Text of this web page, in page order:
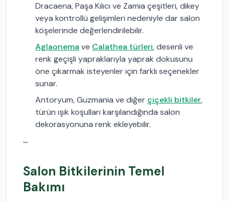
Dracaena, Paşa Kılıcı ve Zamia çeşitleri, dikey
veya kontrollü gelişimleri nedeniyle dar salon
köşelerinde değerlendirilebilir.
Aglaonema ve Calathea türleri, desenli ve
renk geçişli yapraklarıyla yaprak dokusunu
öne çıkarmak isteyenler için farklı seçenekler
sunar.
Antoryum, Guzmania ve diğer çiçekli bitkiler,
türün ışık koşulları karşılandığında salon
dekorasyonuna renk ekleyebilir.
```
Salon Bitkilerinin Temel
Bakımı